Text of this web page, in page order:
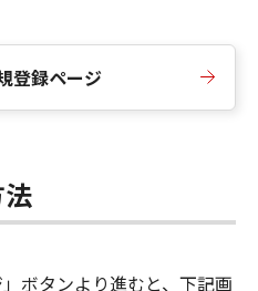
登録ページ
ボタンより進むと、下記画